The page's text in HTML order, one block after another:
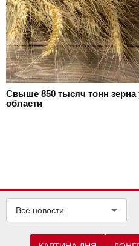
Свыше 850 тысяч тонн
области
Все новости